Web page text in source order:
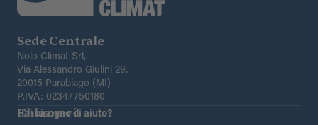
Sede Centrale
Nolo Climat Srl,
Via Alessandro Giulini 29,
20015 Parabiago (MI)
P.IVA: 02347750180
Chiamaci
Hai bisogno di aiuto?